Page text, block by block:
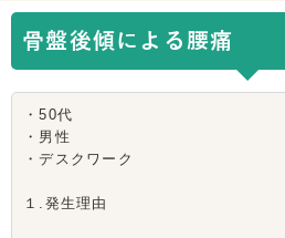
骨盤後傾による腰痛
・50代
・男性
・デスクワーク
１.発生理由